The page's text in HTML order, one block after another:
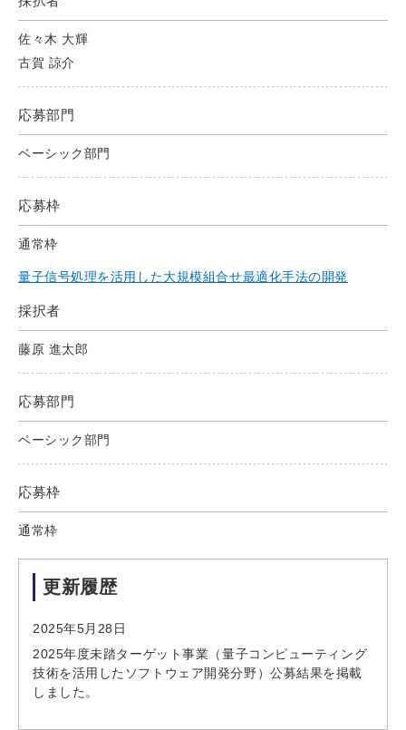
佐々木 大輝
古賀 諒介
応募部門
ベーシック部門
応募枠
通常枠
量子信号処理を活用した大規模組合せ最適化手法の開発
採択者
藤原 進太郎
応募部門
ベーシック部門
応募枠
通常枠
更新履歴
2025年5月28日
2025年度未踏ターゲット事業（量子コンピューティング
技術を活用したソフトウェア開発分野）公募結果を掲載
しました。